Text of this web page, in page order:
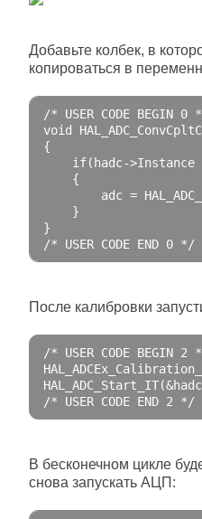
Добавьте колбек, в
копироваться в
/* USER CODE BEGIN 0
void
{
if( hadc->Instance
{
adc =
}
}
/* USER CODE END 0 */
После калибровки
/* USER CODE BEGIN 2
HAL_ADC_Start_IT(&
/* USER CODE END 2 */
В бесконечном цикле
снова запускать АЦП: